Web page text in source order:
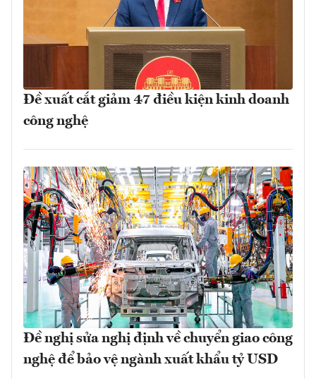
Đề xuất cắt giảm 47 điều kiện kinh doanh
công nghệ
Đề nghị sửa nghị định về chuyển giao công
nghệ để bảo vệ ngành xuất khẩu tỷ USD